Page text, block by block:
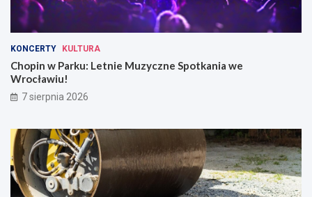
KONCERTY KULTURA
Chopin w Parku: Letnie Muzyczne Spotkania we
Wrocławiu!
7 sierpnia 2026